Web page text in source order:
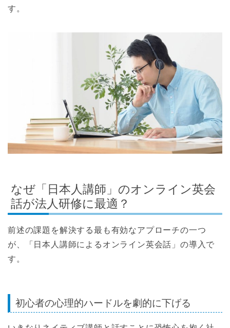
す。
なぜ「日本人講師」のオンライン英会
話が法人研修に最適？
前述の課題を解決する最も有効なアプローチの一つ
が、「日本人講師によるオンライン英会話」の導入で
す。
初心者の心理的ハードルを劇的に下げる